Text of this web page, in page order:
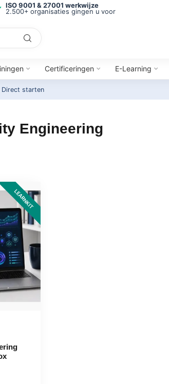
ISO 9001 & 27001 werkwijze
2.500+ organisaties gingen u voor
Certificeringen E-Learning
Direct starten
Engineering
LEARNKIT